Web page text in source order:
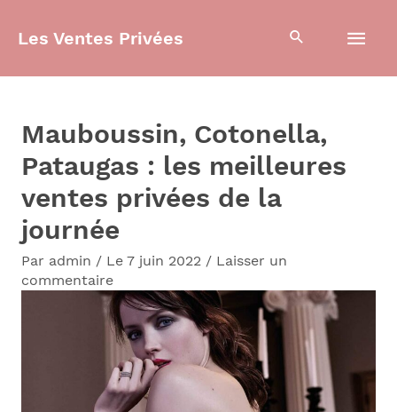
Les Ventes Privées
Mauboussin, Cotonella,
Pataugas : les meilleures
ventes privées de la
journée
Par admin / Le 7 juin 2022 / Laisser un
commentaire